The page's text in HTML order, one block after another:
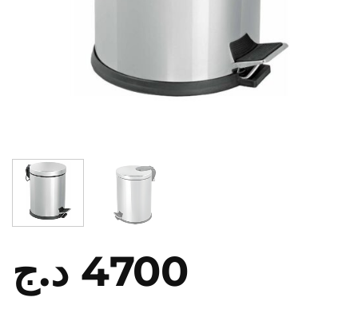
4700 د.ج